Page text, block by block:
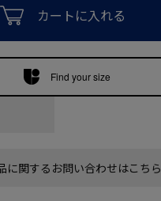
カートに入れる
Find your size
に関するお問い合わせはこちら